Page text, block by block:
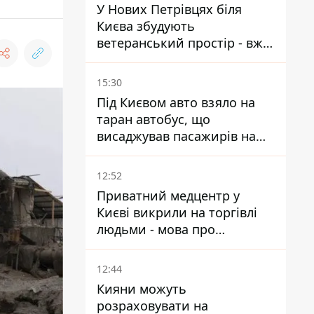
У Нових Петрівцях біля
Києва збудують
ветеранський простір - вже
знайшли проєктанта
15:30
Під Києвом авто взяло на
таран автобус, що
висаджував пасажирів на
зупинці - пасажирка в
лікарні
12:52
Приватний медцентр у
Києві викрили на торгівлі
людьми - мова про
сурогатне материнство
12:44
Кияни можуть
розраховувати на